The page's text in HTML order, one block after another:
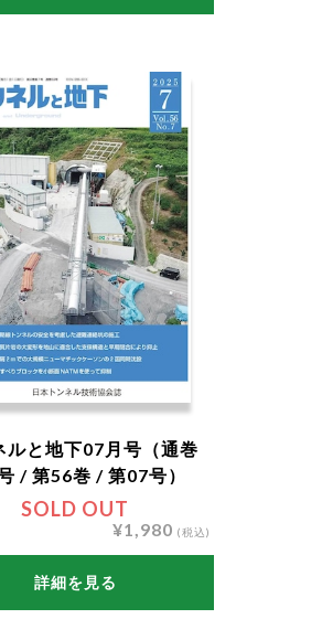
SOLD OUT
ルと地下07月号（通巻
/ 第56巻 / 第07号）
¥1,980 (税込)
詳細を見る